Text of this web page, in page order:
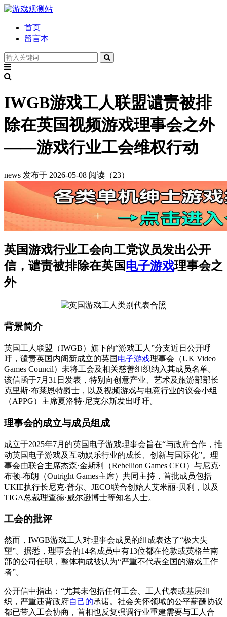
首页
留言本
IWGB游戏工人联盟谴责被排
除在英国视频游戏理事会之外
——游戏行业工会维权行动
news 发布于 2026-05-08 阅读（23）
英国游戏行业工会向工党议员发出公开
信，谴责被排除在英国电子游戏理事会之
外
背景简介
英国工人联盟（IWGB）旗下的“游戏工人”分支近日公开呼
吁，谴责英国内阁新成立的英国电子游戏理事会（UK Video
Games Council）未将工会及相关慈善组织纳入其成员名单。
该信函于7月31日发表，特别向创意产业、艺术及旅游部部长
克里斯·布莱恩特爵士，以及视频游戏与电竞行业的议会小组
（APPG）主席夏洛特·尼克尔斯发出呼吁。
理事会的成立与成员组成
成立于2025年7月的英国电子游戏理事会旨在“与政府合作，推
动英国电子游戏及互动娱乐行业的成长、创新与国际化”。理
事会由联合主席杰森·金斯利（Rebellion Games CEO）与尼克·
布顿-布朗（Outright Games主席）共同主持，首批成员包括
UKIE执行长尼克·普尔、JECO联合创始人艾米丽·贝利，以及
TIGA总裁理查德·威尔逊博士等知名人士。
工会的批评
然而，IWGB游戏工人对理事会成员的组成表达了“极大失
望”。据悉，理事会的14名成员中有13位都在伦敦或英格兰南
部的公司任职，整体构成被认为“严重不代表全国的游戏工作
者”。
公开信中指出：“尤其未包括任何工会、工人代表或基层组
织，严重违背政府自己的承诺。社会关怀领域的公平薪酬协议
都已带入工会协商，首相也反复强调行业重建需要与工人合